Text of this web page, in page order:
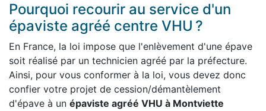
Pourquoi recourir au service d'un
épaviste agréé centre VHU ?
En France, la loi impose que l'enlèvement d'une épave
soit réalisé par un technicien agréé par la préfecture.
Ainsi, pour vous conformer à la loi, vous devez donc
confier votre projet de cession/démantèlement
d'épave à un épaviste agréé VHU à Montviette